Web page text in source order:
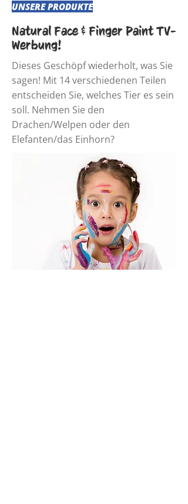
UNSERE PRODUKTE
Natural Face & Finger Paint TV-
Werbung!
Dieses Geschöpf wiederholt, was Sie
sagen! Mit 14 verschiedenen Teilen
entscheiden Sie, welches Tier es sein
soll. Nehmen Sie den
Drachen/Welpen oder den
Elefanten/das Einhorn?